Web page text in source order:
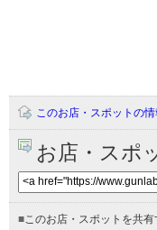
このお店・スポットの
お店・スポ
■ このお店・スポットを共有